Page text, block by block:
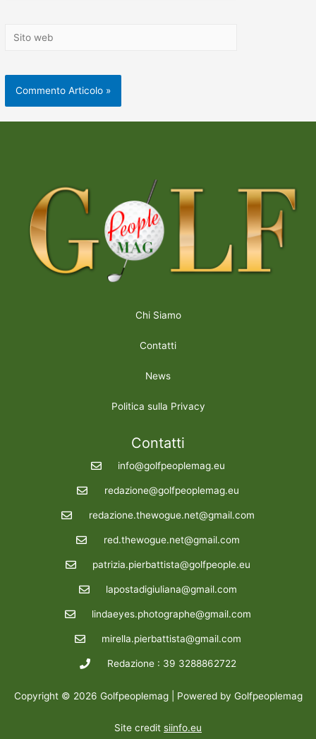
Chi Siamo
Contatti
News
Politica sulla Privacy
Contatti
info@golfpeoplemag.eu
redazione@golfpeoplemag.eu
redazione.thewogue.net@gmail.com
red.thewogue.net@gmail.com
patrizia.pierbattista@golfpeople.eu
lapostadigiuliana@gmail.com
lindaeyes.photographe@gmail.com
mirella.pierbattista@gmail.com
Redazione : 39 3288862722
Copyright © 2026 Golfpeoplemag | Powered by Golfpeoplemag
Site credit siinfo.eu